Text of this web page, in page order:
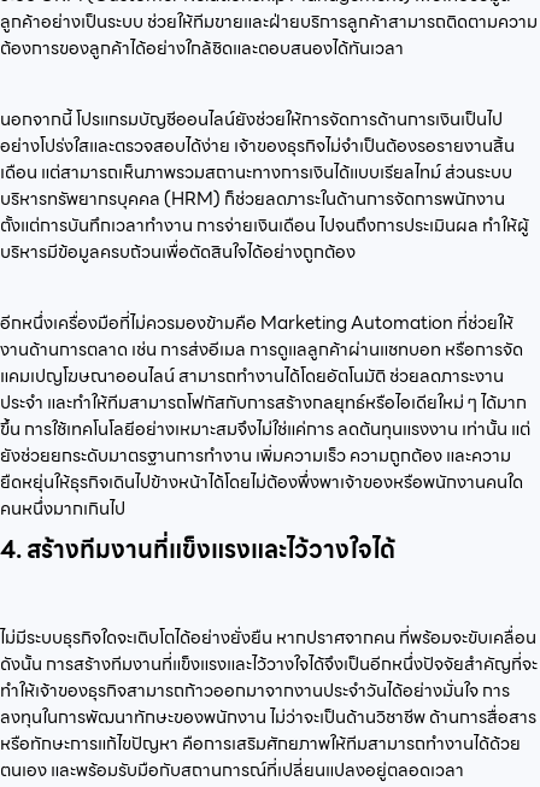
ลูกค้าอย่างเป็นระบบ ช่วยให้ทีมขายและฝ่ายบริการลูกค้าสามารถติดตามความ
ต้องการของลูกค้าได้อย่างใกล้ชิดและตอบสนองได้ทันเวลา
นอกจากนี้ โปรแกรมบัญชีออนไลน์ยังช่วยให้การจัดการด้านการเงินเป็นไป
อย่างโปร่งใสและตรวจสอบได้ง่าย เจ้าของธุรกิจไม่จำเป็นต้องรอรายงานสิ้น
เดือน แต่สามารถเห็นภาพรวมสถานะทางการเงินได้แบบเรียลไทม์ ส่วนระบบ
บริหารทรัพยากรบุคคล (HRM) ก็ช่วยลดภาระในด้านการจัดการพนักงาน
ตั้งแต่การบันทึกเวลาทำงาน การจ่ายเงินเดือน ไปจนถึงการประเมินผล ทำให้ผู้
บริหารมีข้อมูลครบถ้วนเพื่อตัดสินใจได้อย่างถูกต้อง
อีกหนึ่งเครื่องมือที่ไม่ควรมองข้ามคือ Marketing Automation ที่ช่วยให้
งานด้านการตลาด เช่น การส่งอีเมล การดูแลลูกค้าผ่านแชทบอท หรือการจัด
แคมเปญโฆษณาออนไลน์ สามารถทำงานได้โดยอัตโนมัติ ช่วยลดภาระงาน
ประจำ และทำให้ทีมสามารถโฟกัสกับการสร้างกลยุทธ์หรือไอเดียใหม่ ๆ ได้มาก
ขึ้น การใช้เทคโนโลยีอย่างเหมาะสมจึงไม่ใช่แค่การ ลดต้นทุนแรงงาน เท่านั้น แต่
ยังช่วยยกระดับมาตรฐานการทำงาน เพิ่มความเร็ว ความถูกต้อง และความ
ยืดหยุ่นให้ธุรกิจเดินไปข้างหน้าได้โดยไม่ต้องพึ่งพาเจ้าของหรือพนักงานคนใด
คนหนึ่งมากเกินไป
4. สร้างทีมงานที่แข็งแรงและไว้วางใจได้
ไม่มีระบบธุรกิจใดจะเติบโตได้อย่างยั่งยืน หากปราศจากคน ที่พร้อมจะขับเคลื่อน
ดังนั้น การสร้างทีมงานที่แข็งแรงและไว้วางใจได้จึงเป็นอีกหนึ่งปัจจัยสำคัญที่จะ
ทำให้เจ้าของธุรกิจสามารถก้าวออกมาจากงานประจำวันได้อย่างมั่นใจ การ
ลงทุนในการพัฒนาทักษะของพนักงาน ไม่ว่าจะเป็นด้านวิชาชีพ ด้านการสื่อสาร
หรือทักษะการแก้ไขปัญหา คือการเสริมศักยภาพให้ทีมสามารถทำงานได้ด้วย
ตนเอง และพร้อมรับมือกับสถานการณ์ที่เปลี่ยนแปลงอยู่ตลอดเวลา